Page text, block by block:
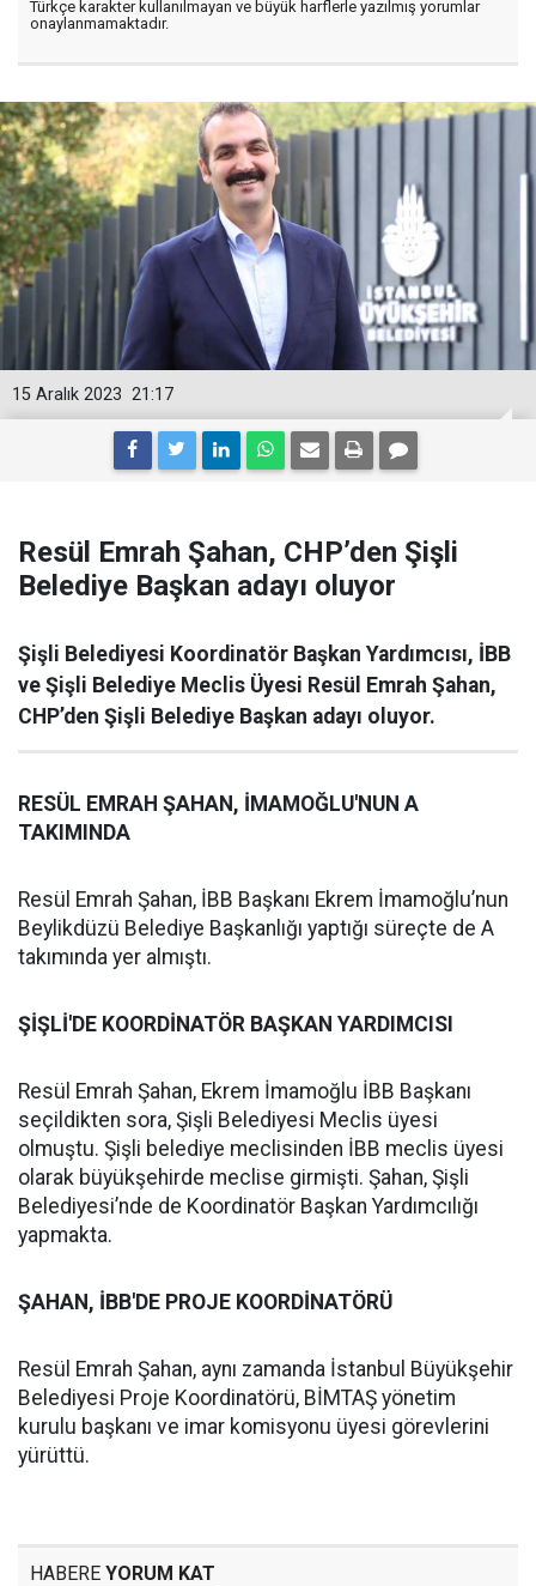
Türkçe karakter kullanılmayan ve büyük harflerle yazılmış yorumlar
onaylanmamaktadır.
21:17
15 Aralık 2023
Resül Emrah Şahan, CHP’den Şişli
Belediye Başkan adayı oluyor
Şişli Belediyesi Koordinatör Başkan Yardımcısı, İBB
ve Şişli Belediye Meclis Üyesi Resül Emrah Şahan,
CHP’den Şişli Belediye Başkan adayı oluyor.
RESÜL EMRAH ŞAHAN, İMAMOĞLU'NUN A
TAKIMINDA
Resül Emrah Şahan, İBB Başkanı Ekrem İmamoğlu’nun
Beylikdüzü Belediye Başkanlığı yaptığı süreçte de A
takımında yer almıştı.
ŞİŞLİ'DE KOORDİNATÖR BAŞKAN YARDIMCISI
Resül Emrah Şahan, Ekrem İmamoğlu İBB Başkanı
seçildikten sora, Şişli Belediyesi Meclis üyesi
olmuştu. Şişli belediye meclisinden İBB meclis üyesi
olarak büyükşehirde meclise girmişti. Şahan, Şişli
Belediyesi’nde de Koordinatör Başkan Yardımcılığı
yapmakta.
ŞAHAN, İBB'DE PROJE KOORDİNATÖRÜ
Resül Emrah Şahan, aynı zamanda İstanbul Büyükşehir
Belediyesi Proje Koordinatörü, BİMTAŞ yönetim
kurulu başkanı ve imar komisyonu üyesi görevlerini
yürüttü.
HABERE YORUM KAT